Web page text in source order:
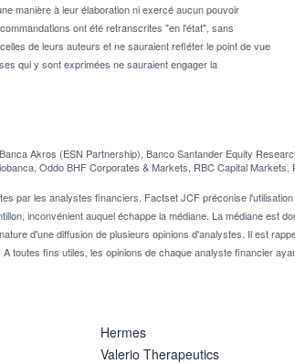
manière à leur élaboration ni exercé aucun pouvoir
ont été retranscrites "en l'état", sans
de leurs auteurs et ne sauraient refléter le point de vue
qui y sont exprimées ne sauraient engager la
Banca Akros (ESN Partnership), Banco Santander Equity
Oddo BHF Corporates & Markets, RBC Capital
par les analystes financiers. Factset JCF préconise
inconvénient auquel échappe la médiane. La médiane est
d'une diffusion de plusieurs opinions d'analystes. Il est
toutes fins utiles, les opinions de chaque analyste financier
Hermes
Valerio Therapeutics